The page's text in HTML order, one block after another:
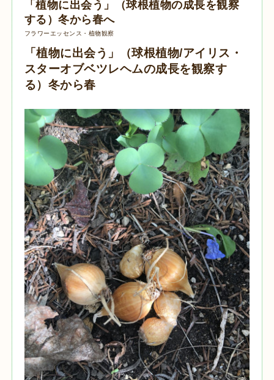
「植物に出会う」（球根植物の成長を観察
する）冬から春へ
フラワーエッセンス・植物観察
「植物に出会う」（球根植物/アイリス・
スターオブベツレヘムの成長を観察す
る）冬から春